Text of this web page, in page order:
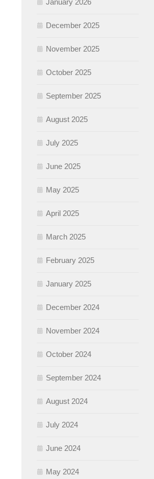
December 2025
November 2025
October 2025
September 2025
August 2025
July 2025
June 2025
May 2025
April 2025
March 2025
February 2025
January 2025
December 2024
November 2024
October 2024
September 2024
August 2024
July 2024
June 2024
May 2024